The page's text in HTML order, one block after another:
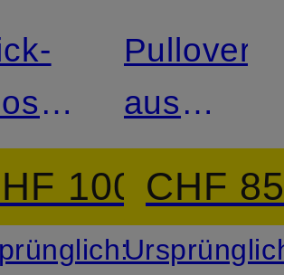
100
Pullover
aus
CHF